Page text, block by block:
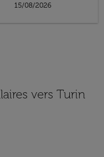
15/08/2026
vers Turin